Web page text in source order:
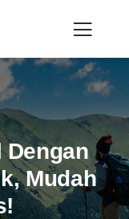
Dengan
Mudah